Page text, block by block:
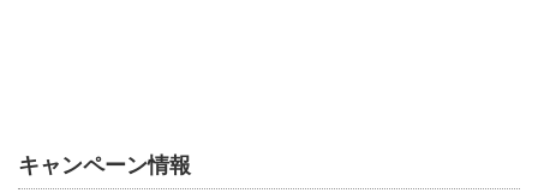
キャンペーン情報